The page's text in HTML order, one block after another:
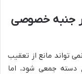
جنبه خصوصی
تواند مانع از تعقیب
دسته جمعی شود، اما